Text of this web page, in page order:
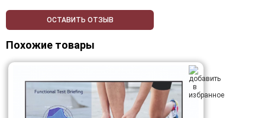
ОСТАВИТЬ ОТЗЫВ
Похожие товары